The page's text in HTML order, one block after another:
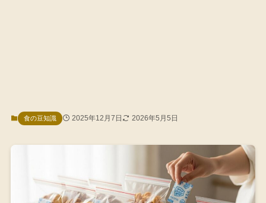
食の豆知識 2025年12月7日 2026年5月5日